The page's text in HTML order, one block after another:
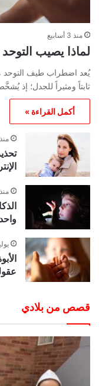
منذ 3 أسابيع
لماذا يصيب التوحد
يُعد اضطراب طيف التوحد
ثابتاً ومثيراً للجدل؛ إذ
أكمل القراءة »
منذ 4 أسابيع
منذ 4 أسابيع
يوليو
قصص من بلادي